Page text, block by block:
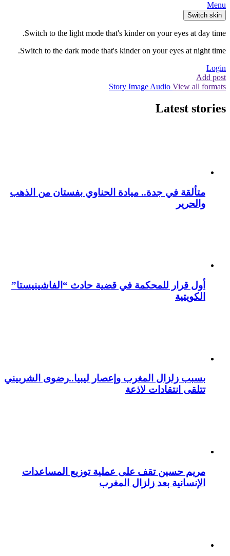
Menu
Switch skin
Switch to the light mode that's kinder on your eyes at day time.
Switch to the dark mode that's kinder on your eyes at night time.
Login
Add post
Story Image Audio View all formats
Latest stories
متألقة في جدة.. ميادة الحناوي بفستان من الذهب
والحرير
أول قرار للمحكمة في قضية حادث “الفاشينيستا”
الكويتية
بسبب زلزال المغرب وإعصار ليبيا..رضوى الشربيني
تتلقى انتقادات لاذعة
مريم حسين تقف على عملية توزيع المساعدات
الإنسانية بعد زلزال المغرب